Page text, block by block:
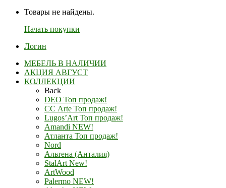
Товары не найдены.
Начать покупки
Логин
МЕБЕЛЬ В НАЛИЧИИ
АКЦИЯ АВГУСТ
КОЛЛЕКЦИИ
Back
DEO Топ продаж!
СС Arte Топ продаж!
Lugos’Art Топ продаж!
Amandi NEW!
Атланта Топ продаж!
Nord
Альтена (Анталия)
StalArt New!
ArtWood
Palermo NEW!